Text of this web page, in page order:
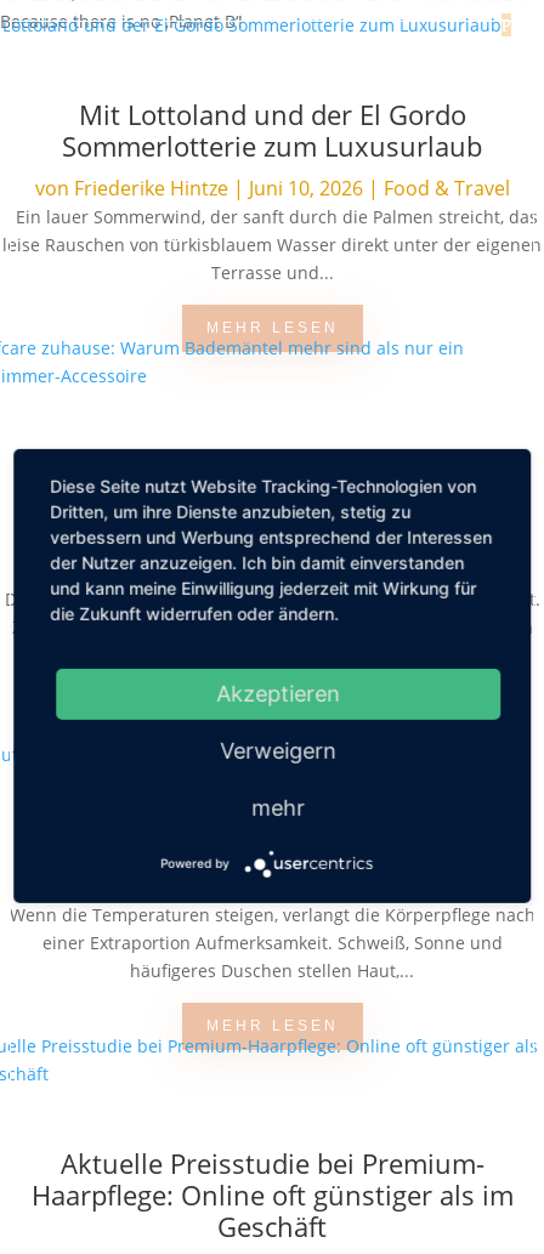
Because there is no ‚Planet B‘!
Mit Lottoland und der El Gordo
Sommerlotterie zum Luxusurlaub
von Friederike Hintze| Juni 10, 2026| Food & Travel
Ein lauer Sommerwind, der sanft durch die Palmen streicht, das
leise Rauschen von türkisblauem Wasser direkt unter der eigenen
Terrasse und...
MEHR LESEN
mehr sind als nur ein Badezimmer-
Accessoire
vonFriederike Hintze|Mai 8, 2026|Lifestyle
Der Alltag fühlt sich oft voll an, manchmal auch ein wenig zu laut.
Zwischen Terminen, To do Listen und ständigem Erreichbarsein
MEHR LESEN
Beauty Tipps für den Sommer
|
Wenn die Temperaturen steigen, verlangt die Körperpflege nach
einer Extraportion Aufmerksamkeit. Schweiß, Sonne und
häufigeres Duschen stellen Haut,...
MEHR LESEN
Aktuelle Preisstudie bei Premium-
Haarpflege: Online oft günstiger als im
Geschäft
Diese Seite nutzt Website Tracking-Technologien von
Dritten, um ihre Dienste anzubieten, stetig zu
verbessern und Werbung entsprechend der Interessen
der Nutzer anzuzeigen. Ich bin damit einverstanden
und kann meine Einwilligung jederzeit mit Wirkung für
die Zukunft widerrufen oder ändern.
Akzeptieren
Verweigern
mehr
Powered by